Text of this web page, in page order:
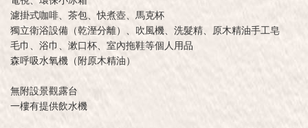
濾掛式咖啡、茶包、快煮壺、馬克杯
獨立衛浴設備（乾溼分離）、吹風機、洗髮精、原木精油手工皂
毛巾、浴巾、漱口杯、室內拖鞋等個人用品
森呼吸水氧機（附原木精油）
無附設景觀露台
一樓有提供飲水機